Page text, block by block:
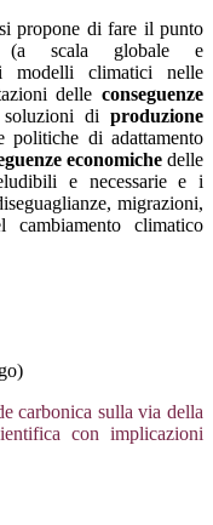
propone di fare il punto
(a scala globale e
modelli climatici nelle
delleconseguenze
di produzione
politiche di adattamento
economichedelle
e necessarie e i
migrazioni,
cambiamento climatico
carbonica sulla via della
con implicazioni